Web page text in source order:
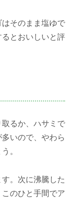
そのまま塩ゆで
とおいしいと評
るか、ハサミで
いので、やわら
。
。次に沸騰した
のひと手間でア